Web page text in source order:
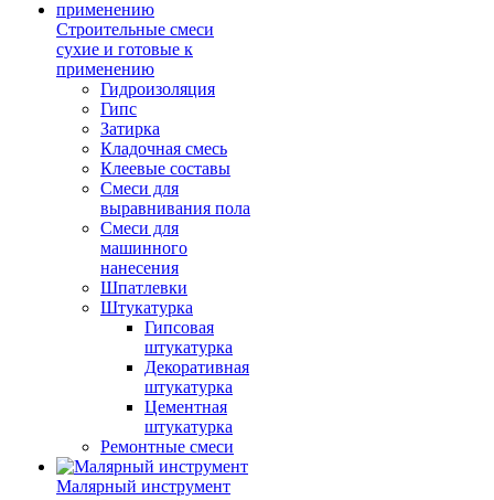
Строительные смеси
сухие и готовые к
применению
Гидроизоляция
Гипс
Затирка
Кладочная смесь
Клеевые составы
Смеси для
выравнивания пола
Смеси для
машинного
нанесения
Шпатлевки
Штукатурка
Гипсовая
штукатурка
Декоративная
штукатурка
Цементная
штукатурка
Ремонтные смеси
Малярный инструмент